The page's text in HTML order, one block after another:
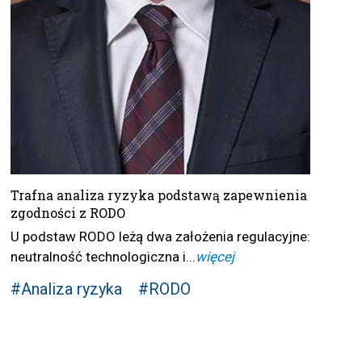
Trafna analiza ryzyka podstawą zapewnienia
zgodności z RODO
U podstaw RODO leżą dwa założenia regulacyjne:
neutralność technologiczna i... więcej
#Analiza ryzyka #RODO